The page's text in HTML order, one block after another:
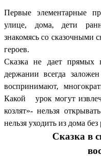
Первые элементарные
улице, дома, дети
знакомясь со сказочными
героев.
Сказка не дает
держании всегда
воспринимают,
Какой урок могут
козлят»- нельзя
нельзя уходить из дома
Сказка в